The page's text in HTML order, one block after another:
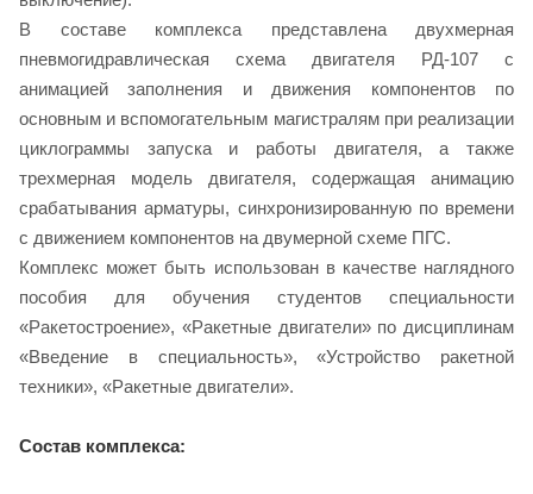
В составе комплекса представлена двухмерная
пневмогидравлическая схема двигателя РД-107 с
анимацией заполнения и движения компонентов по
основным и вспомогательным магистралям при реализации
циклограммы запуска и работы двигателя, а также
трехмерная модель двигателя, содержащая анимацию
срабатывания арматуры, синхронизированную по времени
с движением компонентов на двумерной схеме ПГС.
Комплекс может быть использован в качестве наглядного
пособия для обучения студентов специальности
«Ракетостроение», «Ракетные двигатели» по дисциплинам
«Введение в специальность», «Устройство ракетной
техники», «Ракетные двигатели».
Состав комплекса: